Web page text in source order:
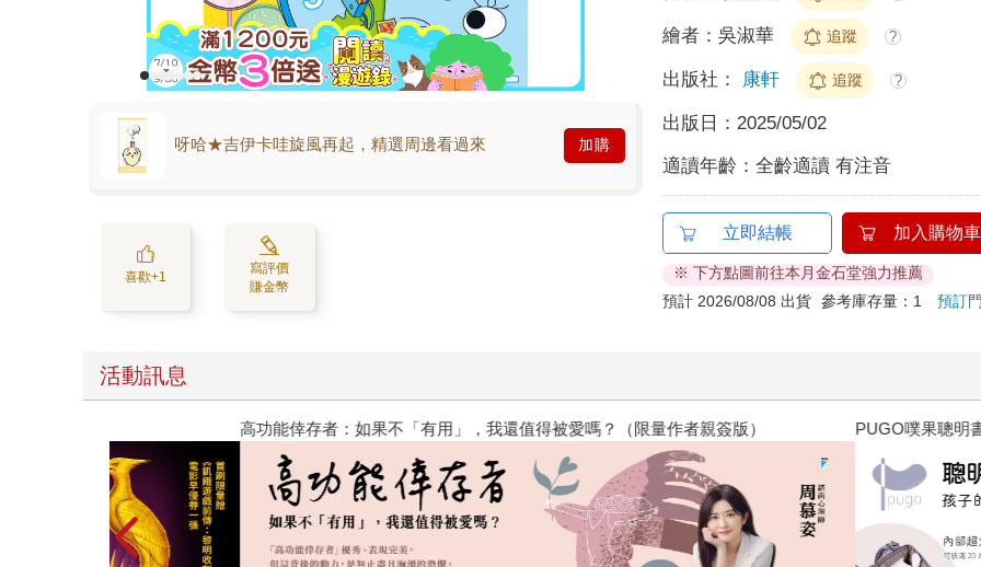
呀哈★吉伊卡哇旋風再起，精選周邊看過來 加購
喜歡+1
寫評價
賺金幣
繪者：吳淑華 追蹤 ?
出版社： 康軒 追蹤 ?
出版日： 2025/05/02
適讀年齡：全齡適讀 有注音
立即結帳 加入購物車
※ 下方點圖前往本月金石堂強力推薦
預計 2026/08/08 出貨 參考庫存量：1預訂
活動訊息
高功能倖存者：如果不「有用」，我還值得被愛嗎？（限量作者親簽版） PUGO噗果聰明書包開學季預購